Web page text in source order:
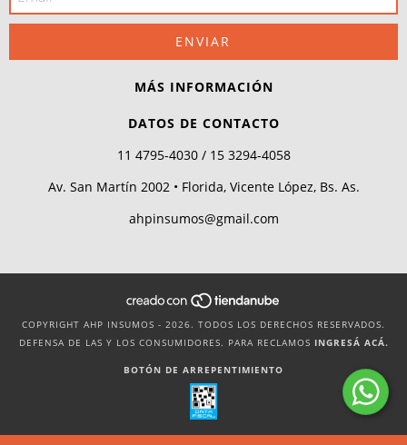
MÁS INFORMACIÓN
DATOS DE CONTACTO
11 4795-4030 / 15 3294-4058
Av. San Martín 2002 • Florida, Vicente López, Bs. As.
ahpinsumos@gmail.com
COPYRIGHT AHP INSUMOS - 2026. TODOS LOS DERECHOS RESERVADOS.
DEFENSA DE LAS Y LOS CONSUMIDORES. PARA RECLAMOS INGRESÁ ACÁ.
BOTÓN DE ARREPENTIMIENTO